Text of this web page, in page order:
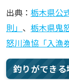
出典： 栃木県公
則」 、 栃木県鬼
怒川漁協「入漁
釣りができる